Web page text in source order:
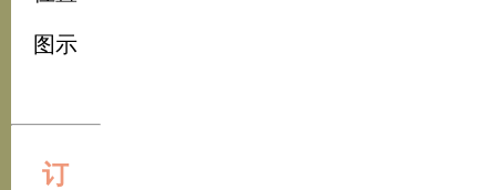
图示
订